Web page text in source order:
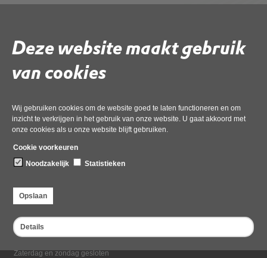
Deze website maakt gebruik
van cookies
Wij gebruiken cookies om de website goed te laten functioneren en om
inzicht te verkrijgen in het gebruik van onze website. U gaat akkoord met
onze cookies als u onze website blijft gebruiken.
Cookie voorkeuren
Noodzakelijk
Statistieken
Opslaan
Details
Bezoekadres
Dampten 2, 1624 NR Hoorn
Postbus 2095, 1620 EB Hoorn
Openingstijden kantoor
Maandag tot en met vrijdag*
van 08:00 tot 16:30
Zaterdag en zondag gesloten